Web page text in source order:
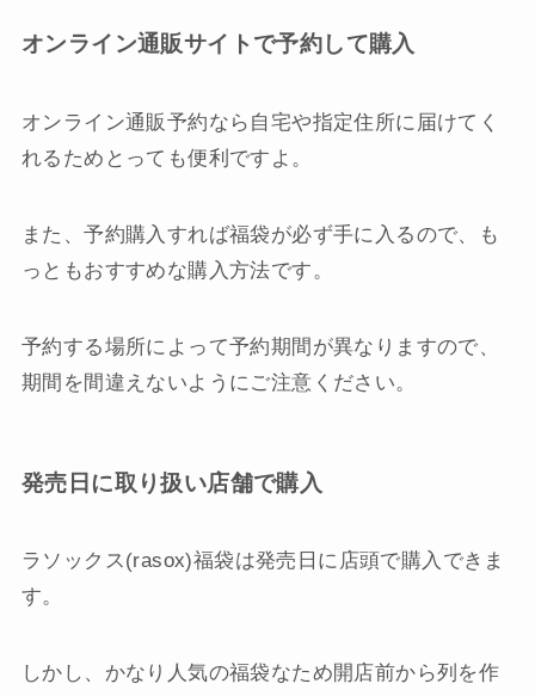
オンライン通販サイトで予約して購入
オンライン通販予約なら自宅や指定住所に届けてく
れるためとっても便利ですよ。
また、予約購入すれば福袋が必ず手に入るので、も
っともおすすめな購入方法です。
予約する場所によって予約期間が異なりますので、
期間を間違えないようにご注意ください。
発売日に取り扱い店舗で購入
ラソックス(rasox)福袋は発売日に店頭で購入できま
す。
しかし、かなり人気の福袋なため開店前から列を作